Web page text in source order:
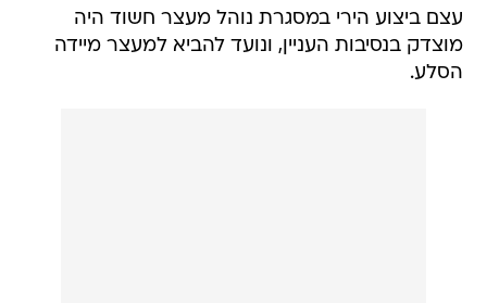
עצם ביצוע הירי במסגרת נוהל מעצר חשוד היה
מוצדק בנסיבות העניין, ונועד להביא למעצר מיידה
הסלע.